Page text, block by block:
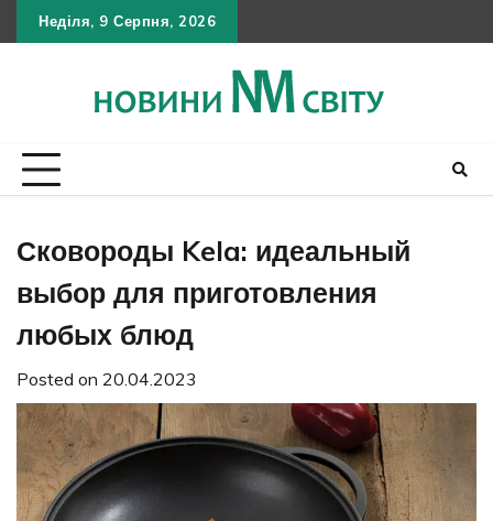
to
Неділя, 9 Серпня, 2026
Сковороды Kela: идеальный
выбор для приготовления
любых блюд
Posted on 20.04.2023